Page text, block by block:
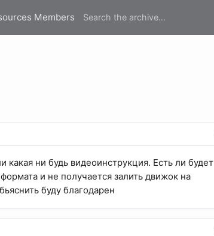
Members
какая ни будь видеоинструкция. Есть ли будет
и не получается залить движок на
буду благодарен